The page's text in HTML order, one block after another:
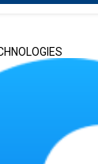
cần chọn
khai, tiêu chuẩn
năng quản lý
thêm bài viết
nghiệp. Trang